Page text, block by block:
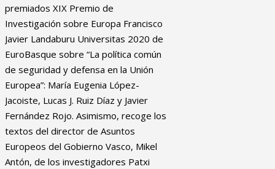
premiados XIX Premio de
Investigación sobre Europa Francisco
Javier Landaburu Universitas 2020 de
EuroBasque sobre “La política común
de seguridad y defensa en la Unión
Europea”: María Eugenia López-
Jacoiste, Lucas J. Ruiz Díaz y Javier
Fernández Rojo. Asimismo, recoge los
textos del director de Asuntos
Europeos del Gobierno Vasco, Mikel
Antón, de los investigadores Patxi